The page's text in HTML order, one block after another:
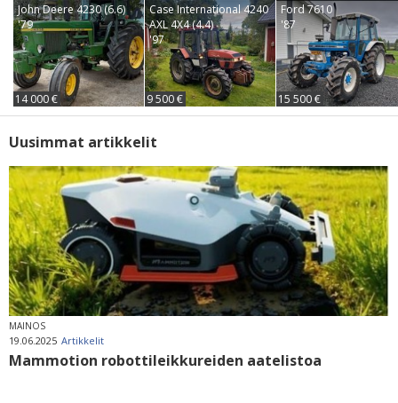
John Deere 4230 (6.6)
'79
14 000 €
Case International 4240
AXL 4X4 (4.4)
'97
9 500 €
Ford 7610
'87
15 500 €
Uusimmat artikkelit
MAINOS
19.06.2025 Artikkelit
Mammotion robottileikkureiden aatelistoa